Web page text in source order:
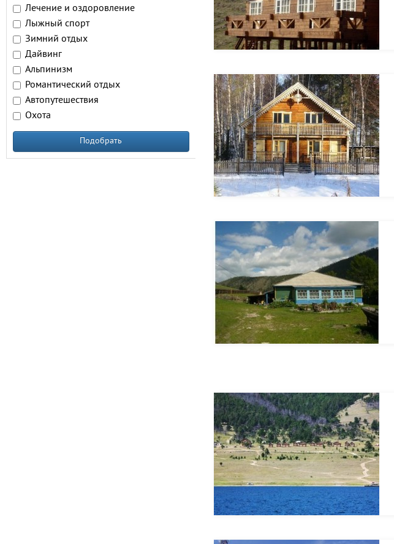
Лечение и оздоровление
Лыжный спорт
Зимний отдых
Дайвинг
Альпинизм
Романтический отдых
Автопутешествия
Охота
Подобрать